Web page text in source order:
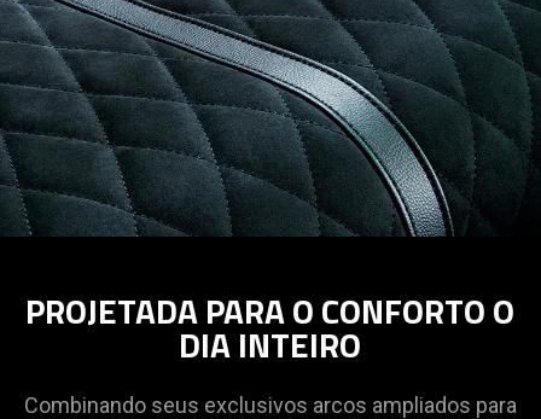
PROJETADA PARA O CONFORTO O
DIA INTEIRO
Combinando seus exclusivos arcos ampliados para